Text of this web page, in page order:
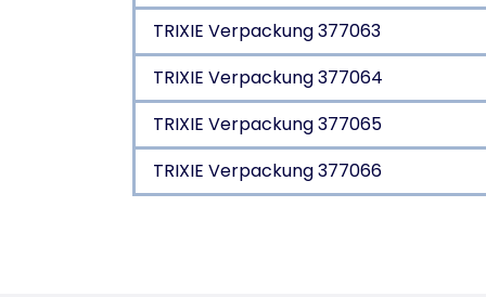
TRIXIE Verpackung 377063
TRIXIE Verpackung 377064
TRIXIE Verpackung 377065
TRIXIE Verpackung 377066